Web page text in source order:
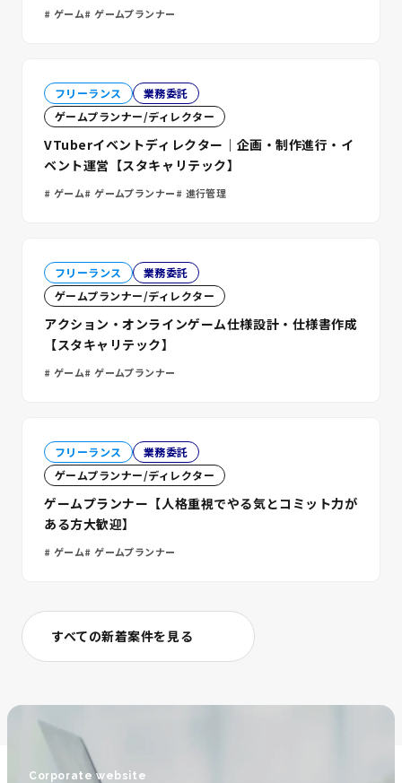
ゲーム ゲームプランナー
フリーランス
業務委託
ゲームプランナー/ディレクター
VTuberイベントディレクター｜企画・制作進行・イ
ベント運営【スタキャリテック】
ゲーム ゲームプランナー 進行管理
フリーランス
業務委託
ゲームプランナー/ディレクター
アクション・オンラインゲーム仕様設計・仕様書作成
【スタキャリテック】
ゲーム ゲームプランナー
フリーランス
業務委託
ゲームプランナー/ディレクター
ゲームプランナー【人格重視でやる気とコミット力が
ある方大歓迎】
ゲーム ゲームプランナー
すべての新着案件を見る
Corporate website